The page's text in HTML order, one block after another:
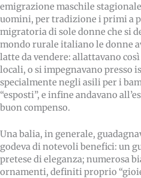
emigrazione maschile
uomini, per tradizione i primi a
migratoria di sole donne che si
mondo rurale italiano le donne
latte da vendere: allattavano
locali, o si impegnavano presso
specialmente negli asili per i
“esposti”, e infine andavano
buon compenso.
Una balia, in generale,
godeva di notevoli benefici: un
pretese di eleganza; numerosa
ornamenti, definiti proprio